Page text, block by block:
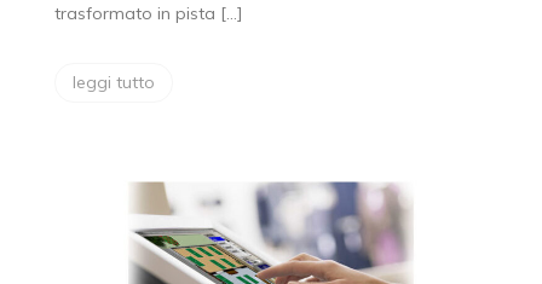
trasformato in pista […]
leggi tutto